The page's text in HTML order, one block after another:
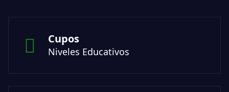
Cupos
Niveles Educativos